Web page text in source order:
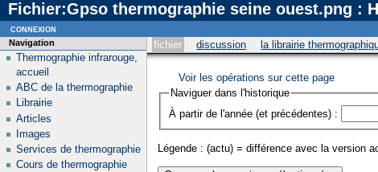
Fichier:Gpso thermographie seine ouest.png :
fichier discussion la librairie
Voir les opérations sur cette page
Naviguer dans l'historique
À partir de l'année (et précédentes) :
Légende : (actu) = différence avec la version
Navigation
Thermographie infrarouge,
accueil
ABC de la thermographie
Librairie
Articles
Images
Services de thermographie
Cours de thermographie
connexion